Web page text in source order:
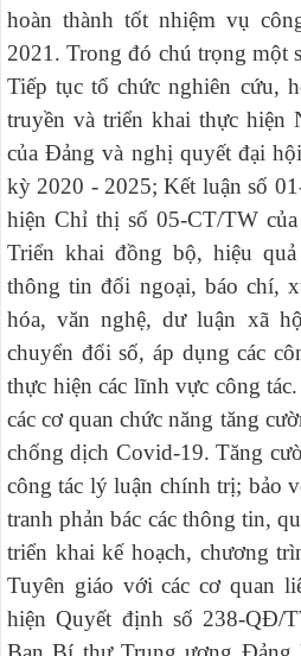
hoàn thành tốt nhiệm vụ
2021. Trong đó chú trọng một
Tiếp tục tổ chức nghiên cứu,
truyền và triển khai thực
của Đảng và nghị quyết đại
kỳ 2020 - 2025; Kết luận số
hiện Chỉ thị số 05-CT/TW
Triển khai đồng bộ, hiệu
thông tin đối ngoại, báo chí,
hóa, văn nghệ, dư luận xã
chuyển đổi số, áp dụng các
thực hiện các lĩnh vực công
các cơ quan chức năng tăng
chống dịch Covid-19. Tăng
công tác lý luận chính trị; bảo
tranh phản bác các thông tin,
triển khai kế hoạch, chương
Tuyên giáo với các cơ quan
hiện Quyết định số 238-QĐ/